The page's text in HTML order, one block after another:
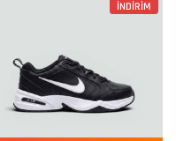
İNDİRİM